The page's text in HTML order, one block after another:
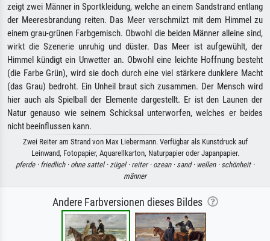
zeigt zwei Männer in Sportkleidung, welche an einem Sandstrand entlang
der Meeresbrandung reiten. Das Meer verschmilzt mit dem Himmel zu
einem grau-grünen Farbgemisch. Obwohl die beiden Männer alleine sind,
wirkt die Szenerie unruhig und düster. Das Meer ist aufgewühlt, der
Himmel kündigt ein Unwetter an. Obwohl eine leichte Hoffnung besteht
(die Farbe Grün), wird sie doch durch eine viel stärkere dunklere Macht
(das Grau) bedroht. Ein Unheil braut sich zusammen. Der Mensch wird
hier auch als Spielball der Elemente dargestellt. Er ist den Launen der
Natur genauso wie seinem Schicksal unterworfen, welches er beides
nicht beeinflussen kann.
Zwei Reiter am Strand von Max Liebermann. Verfügbar als Kunstdruck auf
Leinwand, Fotopapier, Aquarellkarton, Naturpapier oder Japanpapier.
pferde · friedlich · ohne sattel ·zügel · reiter · ozean · sand · wellen · schönheit ·
männer
Andere Farbversionen dieses Bildes